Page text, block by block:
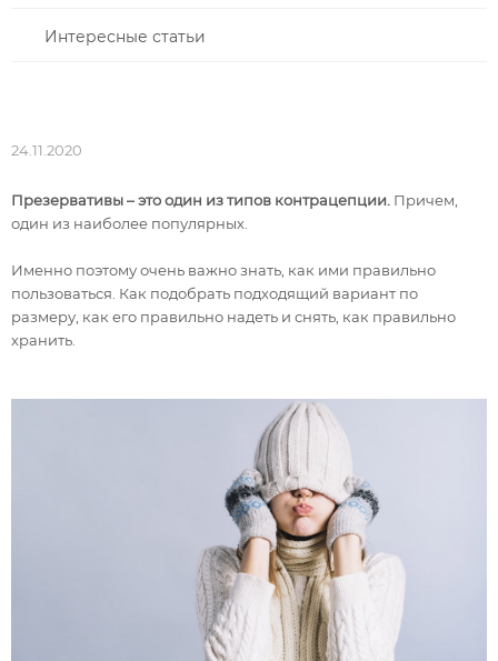
Интересные статьи
24.11.2020
Презервативы – это один из типов контрацепции. Причем,
один из наиболее популярных.
Именно поэтому очень важно знать, как ими правильно
пользоваться. Как подобрать подходящий вариант по
размеру, как его правильно надеть и снять, как правильно
хранить.